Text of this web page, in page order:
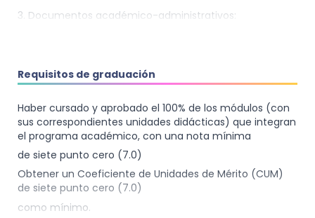
3. Documentos académico-administrativos:
-Solicitud de admisión completamente llena.
-Fotocopia de partida de nacimiento.
-Currículum vitae reciente.
-Aprobar el proceso de admisión.
Requisitos de graduación
Haber cursado y aprobado el 100% de los módulos (con
sus correspondientes unidades didácticas) que integran
el programa académico, con una nota mínima
de siete punto cero (7.0)
Obtener un Coeficiente de Unidades de Mérito (CUM)
de siete punto cero (7.0)
como mínimo.